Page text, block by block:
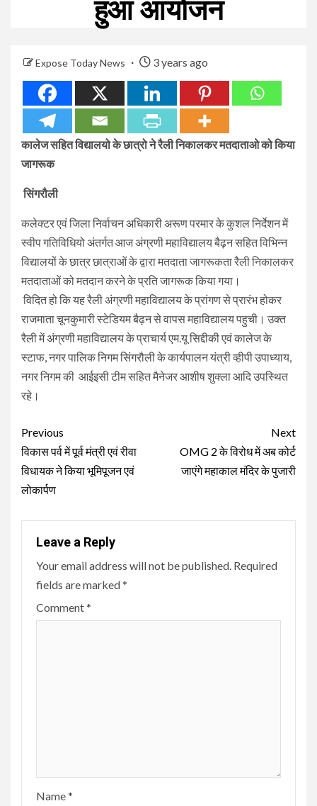
हुआ आयोजन
Expose Today News 3 years ago
कालेज सहित विद्यालयो के छात्रो ने रैली निकालकर मतदाताओ को किया
जागरूक
सिंगरौली
कलेक्टर एवं जिला निर्वाचन अधिकारी अरूण परमार के कुशल निर्देशन में
स्वीप गतिविधियो अंतर्गत आज अंग्रणी महाविद्यालय बैढ़न सहित विभिन्न
विद्यालयों के छात्र छात्राओं के द्वारा मतदाता जागरूकता रैली निकालकर
मतदाताओं को मतदान करने के प्रति जागरूक किया गया।
विदित हो कि यह रैली अंग्रणी महाविद्यालय के प्रांगण से प्रारंभ होकर
राजमाता चूनकुमारी स्टेडियम बैढ़न से वापस महाविद्यालय पहुची। उक्त
रैली में अंग्रणी महाविद्यालय के प्राचार्य एम.यू सिद्दीकी एवं कालेज के
स्टाफ, नगर पालिक निगम सिंगरौली के कार्यपालन यंत्री व्हीपी उपाध्याय,
नगर निगम की आईइसी टीम सहित मैनेजर आशीष शुक्ला आदि उपस्थित
रहे।
Continue
Reading
Previous
विकास पर्व में पूर्व मंत्री एवं रीवा
विधायक ने किया भूमिपूजन एवं
लोकार्पण
Next
OMG 2 के विरोध में अब कोर्ट
जाएंगे महाकाल मंदिर के पुजारी
Leave a Reply
Your email address will not be published. Required
fields are marked*
Comment*
Name*